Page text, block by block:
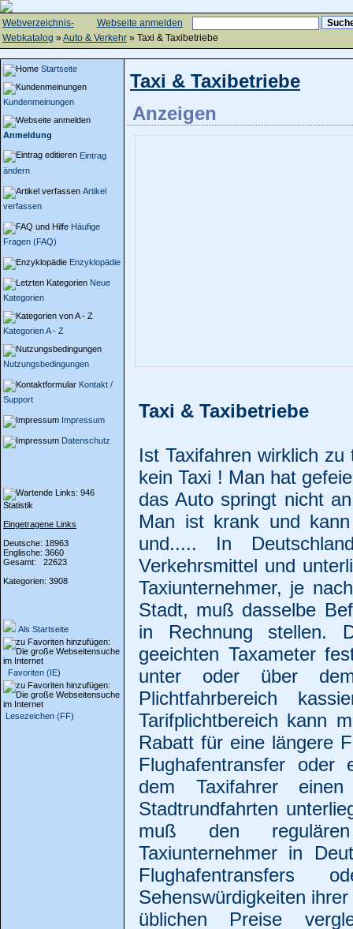
Webseite anmelden
Webverzeichnis-
Webkatalog »Auto & Verkehr » Taxi & Taxibetriebe
Startseite
Kundenmeinungen
Anmeldung
Eintrag
ändern
Artikel
verfassen
Häufige
Fragen (FAQ)
Enzyklopädie
Neue
Kategorien
Kategorien A - Z
Nutzungsbedingungen
Kontakt /
Support
Impressum
Datenschutz
Statistik
Eingetragene Links
Deutsche: 18963
Englische: 3660
Gesamt: 22623
Kategorien: 3908
Als Startseite
Favoriten (IE)
Lesezeichen (FF)
Taxi & Taxibetriebe
Anzeigen
Taxi & Taxibetriebe
Ist Taxifahren wirklich
kein Taxi ! Man hat
das Auto springt nicht
Man ist krank und
und..... In
Verkehrsmittel und
Taxiunternehmer, je
Stadt, muß dasselbe
in Rechnung stellen.
geeichten Taxameter
unter oder über
Plichtfahrbereich
Tarifplichtbereich kann
Rabatt für eine längere
Flughafentransfer
dem Taxifahrer
Stadtrundfahrten
muß den
Taxiunternehmer in
Flughafentransfers
Sehenswürdigkeiten
üblichen Preise